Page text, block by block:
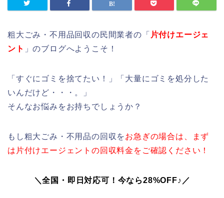
粗大ごみ・不用品回収の民間業者の「 片付けエージェ
ント 」のブログへようこそ！
「すぐにゴミを捨てたい！」「大量にゴミを処分した
いんだけど・・・。」
そんなお悩みをお持ちでしょうか？
もし粗大ごみ・不用品の回収をお急ぎの場合は、まず
は片付けエージェントの回収料金をご確認ください！
＼全国・即日対応可！今なら28%OFF♪／